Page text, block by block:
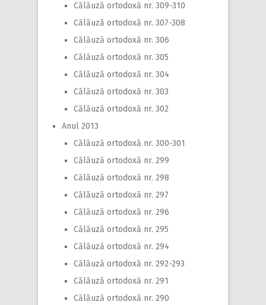
Călăuză ortodoxă nr. 309-310
Călăuză ortodoxă nr. 307-308
Călăuză ortodoxă nr. 306
Călăuză ortodoxă nr. 305
Călăuză ortodoxă nr. 304
Călăuză ortodoxă nr. 303
Călăuză ortodoxă nr. 302
Anul 2013
Călăuză ortodoxă nr. 300-301
Călăuză ortodoxă nr. 299
Călăuză ortodoxă nr. 298
Călăuză ortodoxă nr. 297
Călăuză ortodoxă nr. 296
Călăuză ortodoxă nr. 295
Călăuză ortodoxă nr. 294
Călăuză ortodoxă nr. 292-293
Călăuză ortodoxă nr. 291
Călăuză ortodoxă nr. 290